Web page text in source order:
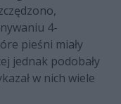
4-
pieśni miały
jednak podobały
w nich wiele